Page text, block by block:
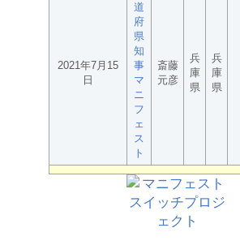
2021年7月15
日
道
府
県
知
事
マ
ニ
フ
ェ
ス
ト
斎藤
元彦
兵
庫
県
兵
庫
県